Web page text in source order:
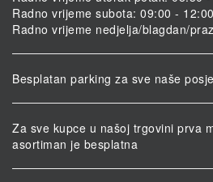
Radno vrijeme subota: 09:00 - 12:00
Radno vrijeme nedjelja/blagdan/
Besplatan parking za sve naše
Za sve kupce u našoj trgovini prva
asortiman je besplatna